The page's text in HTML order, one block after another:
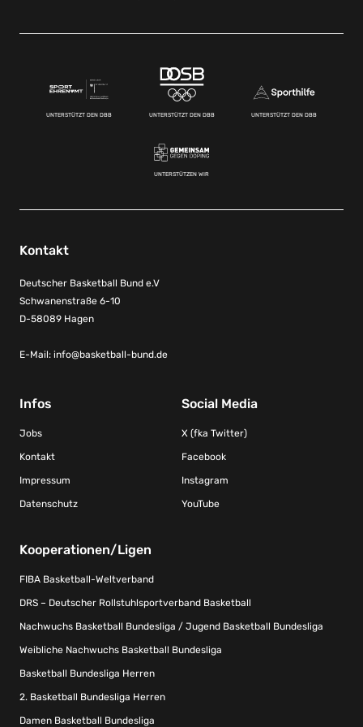
UNTERSTÜTZT DEN DBB UNTERSTÜTZT DEN DBB UNTERSTÜTZT DEN DBB
UNTERSTÜTZEN WIR
Kontakt
Deutscher Basketball Bund e.V
Schwanenstraße 6-10
D-58089 Hagen
E-Mail: info@basketball-bund.de
Infos
Jobs
Kontakt
Impressum
Datenschutz
Social Media
X (fka Twitter)
Facebook
Instagram
YouTube
Kooperationen/Ligen
FIBA Basketball-Weltverband
DRS – Deutscher Rollstuhlsportverband Basketball
Nachwuchs Basketball Bundesliga / Jugend Basketball Bundesliga
Weibliche Nachwuchs Basketball Bundesliga
Basketball Bundesliga Herren
2. Basketball Bundesliga Herren
Damen Basketball Bundesliga